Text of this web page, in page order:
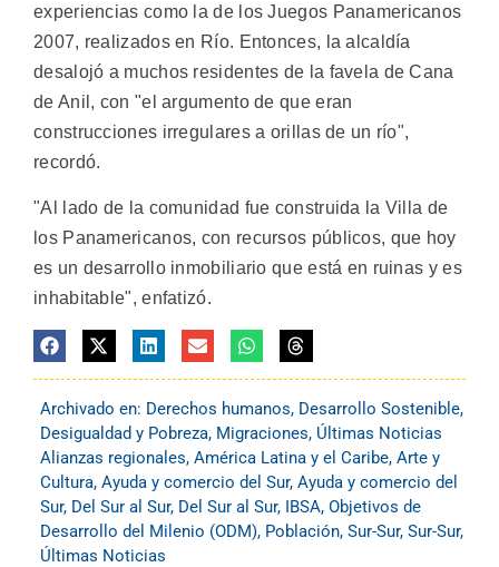
experiencias como la de los Juegos Panamericanos
2007, realizados en Río. Entonces, la alcaldía
desalojó a muchos residentes de la favela de Cana
de Anil, con "el argumento de que eran
construcciones irregulares a orillas de un río",
recordó.
"Al lado de la comunidad fue construida la Villa de
los Panamericanos, con recursos públicos, que hoy
es un desarrollo inmobiliario que está en ruinas y es
inhabitable", enfatizó.
Archivado en: Derechos humanos, Desarrollo Sostenible,
Desigualdad y Pobreza, Migraciones, Últimas Noticias
Alianzas regionales, América Latina y el Caribe, Arte y
Cultura, Ayuda y comercio del Sur, Ayuda y comercio del
Sur, Del Sur al Sur, Del Sur al Sur, IBSA, Objetivos de
Desarrollo del Milenio (ODM), Población, Sur-Sur, Sur-Sur,
Últimas Noticias